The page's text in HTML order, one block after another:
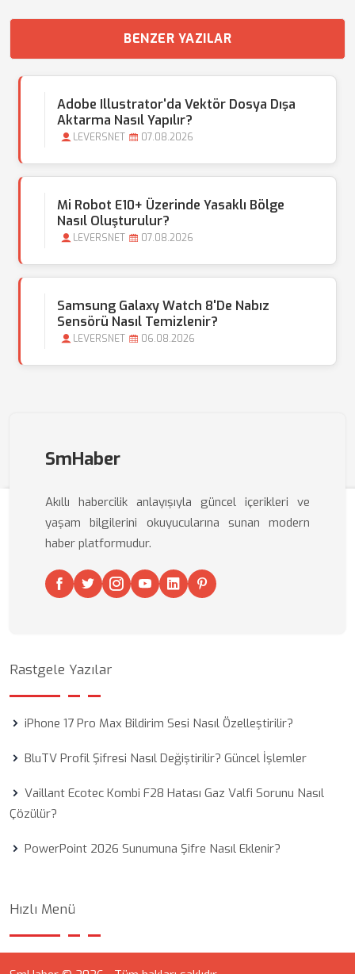
BENZER YAZILAR
Adobe Illustrator'da Vektör Dosya Dışa
Aktarma Nasıl Yapılır?
LEVERSNET 07.08.2026
Mi Robot E10+ Üzerinde Yasaklı Bölge
Nasıl Oluşturulur?
LEVERSNET 07.08.2026
Samsung Galaxy Watch 8'de Nabız
Sensörü Nasıl Temizlenir?
LEVERSNET 06.08.2026
SmHaber
Akıllı habercilik anlayışıyla güncel içerikleri ve
yaşam bilgilerini okuyucularına sunan modern
haber platformudur.
Rastgele Yazılar
iPhone 17 Pro Max Bildirim Sesi Nasıl Özelleştirilir?
BluTV Profil Şifresi Nasıl Değiştirilir? Güncel İşlemler
Vaillant Ecotec Kombi F28 Hatası Gaz Valfi Sorunu Nasıl
Çözülür?
PowerPoint 2026 Sunumuna Şifre Nasıl Eklenir?
Hızlı Menü